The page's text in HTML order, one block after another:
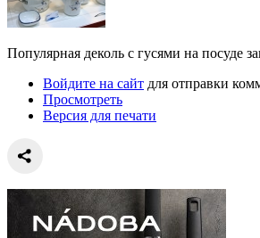
Популярная деколь с гусями на посуде
Войдите на сайт для отправки
Просмотреть
Версия для печати